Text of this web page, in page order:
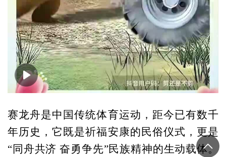
00:00 01:19
赛龙舟是中国传统体育运动，距今已有数千
年历史，它既是祈福安康的民俗仪式，更是
“同舟共济 奋勇争先”民族精神的生动载体。